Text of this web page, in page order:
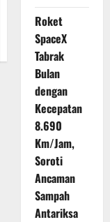
Roket
SpaceX
Tabrak
Bulan
dengan
Kecepatan
8.690
Km/Jam,
Soroti
Ancaman
Sampah
Antariksa